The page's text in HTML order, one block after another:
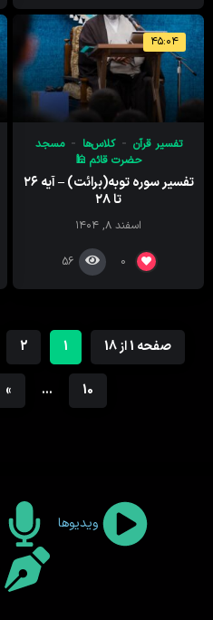
۴۵:۰۴
تفسیر قرآن کلاس‌ها
مسجد
حضرت قائم 🕌
تفسیر سوره توبه(برائت) – آیه ۲۶
تا ۲۸
اسفند ۸, ۱۴۰۴
0
56
صفحه 1 از 18 1
2
10
...
»
ویدیوها